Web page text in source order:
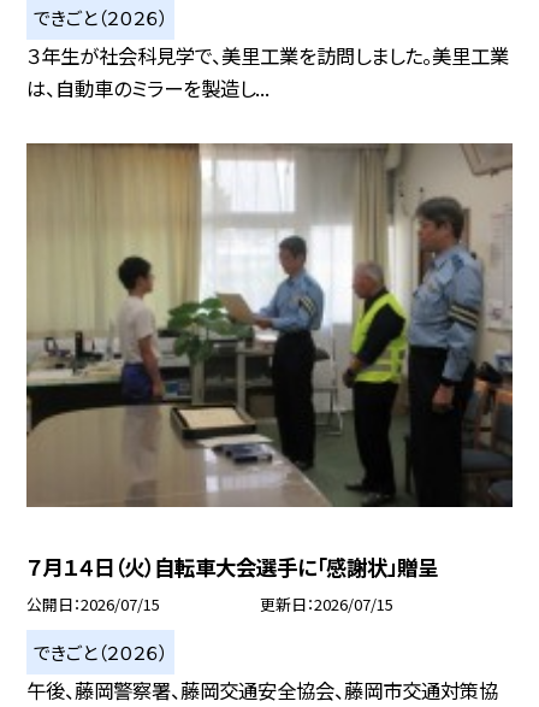
できごと（２０２６）
３年生が社会科見学で、美里工業を訪問しました。美里工業
は、自動車のミラーを製造し...
７月１４日（火）自転車大会選手に「感謝状」贈呈
公開日 2026/07/15 更新日 2026/07/15
できごと（２０２６）
午後、藤岡警察署、藤岡交通安全協会、藤岡市交通対策協